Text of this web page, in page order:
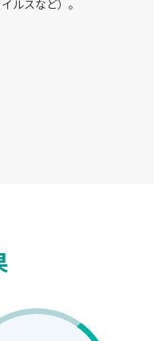
ルスなど）。